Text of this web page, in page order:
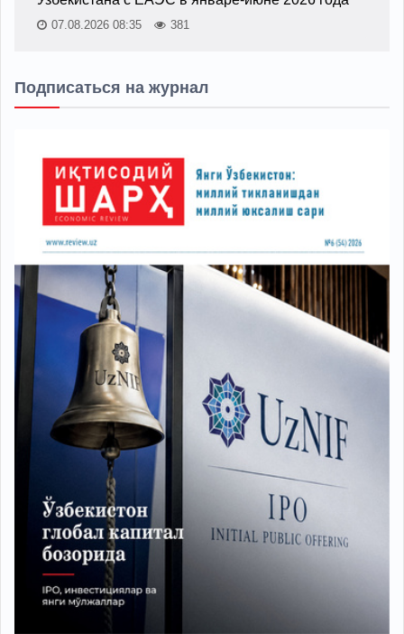
07.08.2026 08:35 381
Подписаться на журнал